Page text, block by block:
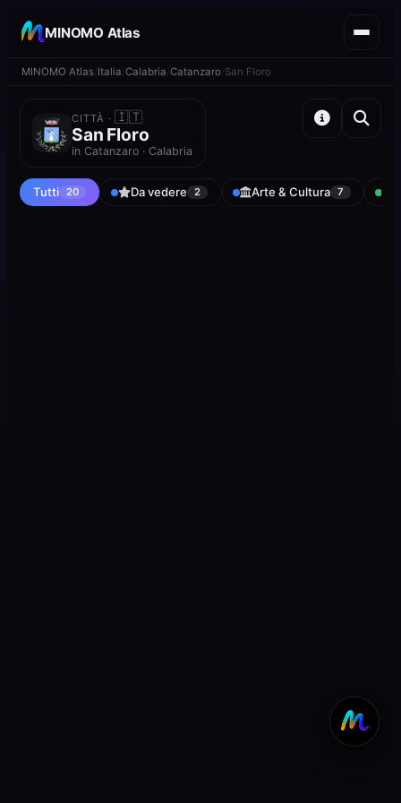
MINOMO Atlas
MINOMO Atlas Italia Calabria Catanzaro San Floro
CITTÀ ·🇮🇹
San Floro
in Catanzaro · Calabria
Tutti 20 Da vedere 2 Arte & Cultura 7